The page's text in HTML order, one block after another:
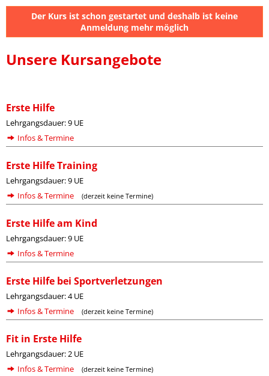
Der Kurs ist schon gestartet und deshalb ist keine
Anmeldung mehr möglich
Unsere Kursangebote
Erste Hilfe
Lehrgangsdauer: 9 UE
Infos & Termine
Erste Hilfe Training
Lehrgangsdauer: 9 UE
Infos & Termine
(derzeit keine Termine)
Erste Hilfe am Kind
Lehrgangsdauer: 9 UE
Infos & Termine
Erste Hilfe bei Sportverletzungen
Lehrgangsdauer: 4 UE
Infos & Termine
(derzeit keine Termine)
Fit in Erste Hilfe
Lehrgangsdauer: 2 UE
Infos & Termine
(derzeit keine Termine)